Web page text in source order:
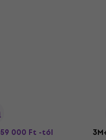
59 000 Ft -tól